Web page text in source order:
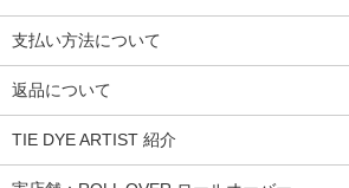
支払い方法について
返品について
TIE DYE ARTIST 紹介